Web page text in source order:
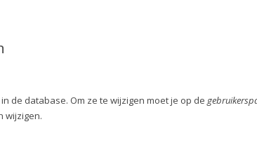
de database. Om ze te wijzigen moet je op de
wijzigen.